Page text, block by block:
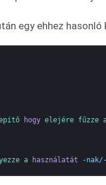
egy ehhez
hogy elejére fűzze
a használatát -